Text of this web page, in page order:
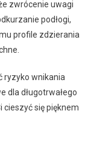
zwrócenie uwagi
podłogi,
profile zdzierania
ryzyko wnikania
dla długotrwałego
cieszyć się pięknem